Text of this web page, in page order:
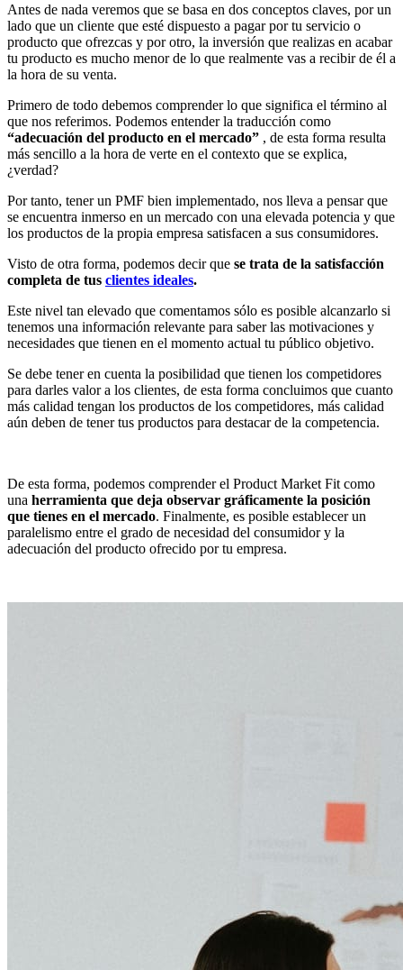
Antes de nada veremos que se basa en dos conceptos claves, por un
lado que un cliente que esté dispuesto a pagar por tu servicio o
producto que ofrezcas y por otro, la inversión que realizas en acabar
tu producto es mucho menor de lo que realmente vas a recibir de él a
la hora de su venta.
Primero de todo debemos comprender lo que significa el término al
que nos referimos. Podemos entender la traducción como
“adecuación del producto en el mercado” , de esta forma resulta
más sencillo a la hora de verte en el contexto que se explica,
¿verdad?
Por tanto, tener un PMF bien implementado, nos lleva a pensar que
se encuentra inmerso en un mercado con una elevada potencia y que
los productos de la propia empresa satisfacen a sus consumidores.
Visto de otra forma, podemos decir que se trata de la satisfacción
completa de tus clientes ideales.
Este nivel tan elevado que comentamos sólo es posible alcanzarlo si
tenemos una información relevante para saber las motivaciones y
necesidades que tienen en el momento actual tu público objetivo.
Se debe tener en cuenta la posibilidad que tienen los competidores
para darles valor a los clientes, de esta forma concluimos que cuanto
más calidad tengan los productos de los competidores, más calidad
aún deben de tener tus productos para destacar de la competencia.
De esta forma, podemos comprender el Product Market Fit como
una herramienta que deja observar gráficamente la posición
que tienes en el mercado. Finalmente, es posible establecer un
paralelismo entre el grado de necesidad del consumidor y la
adecuación del producto ofrecido por tu empresa.